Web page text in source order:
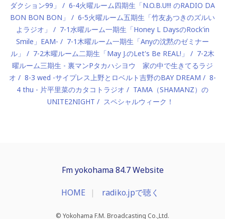
ダクション99」
6-4火曜ルーム四期生「N.O.B.U!!! のRADIO DA
BON BON BON」
6-5火曜ルーム五期生「竹友あつきのズルい
よラジオ」
7-1水曜ルーム一期生「Honey L DaysのRock'in
Smile」EAM-
7-1木曜ルーム一期生「Anyの沈黙のゼミナー
ル」
7-2木曜ルーム二期生「May J.のLet's Be REAL!」
7-2木
曜ルーム三期生 - 裏マンPタカハシヨウ 家の中で生きてるラジ
オ
8-3 wed -サイプレス上野とロベルト吉野のBAY DREAM
8-
4 thu - 片平里菜のカタコトラジオ
TAMA（SHAMANZ）の
UNITE2NIGHT
スペシャルウィーク！
Fm yokohama 84.7 Website
HOME radiko.jpで聴く
© Yokohama F.M. Broadcasting Co.,Ltd.